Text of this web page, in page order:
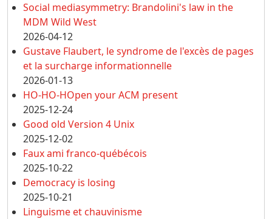
Social mediasymmetry: Brandolini's law in the
MDM Wild West
2026-04-12
Gustave Flaubert, le syndrome de l'excès de pages
et la surcharge informationnelle
2026-01-13
HO-HO-HOpen your ACM present
2025-12-24
Good old Version 4 Unix
2025-12-02
Faux ami franco-québécois
2025-10-22
Democracy is losing
2025-10-21
Linguisme et chauvinisme